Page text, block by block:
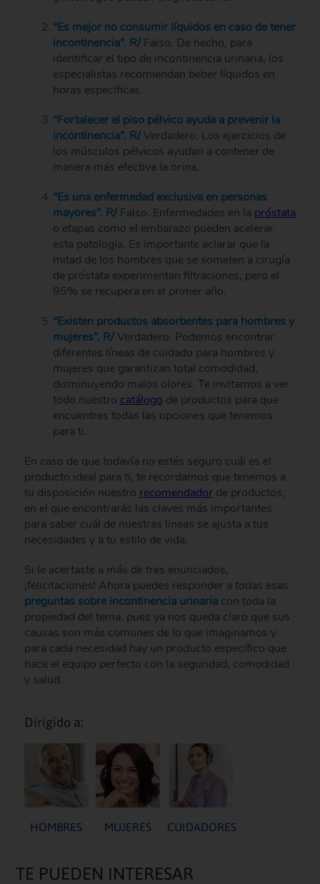
“Es mejor no consumir líquidos en caso de tener
incontinencia”. R/ Falso. De hecho, para
identificar el tipo de incontinencia urinaria, los
especialistas recomiendan beber líquidos en
horas específicas.
“Fortalecer el piso pélvico ayuda a prevenir la
incontinencia”. R/Verdadero. Los ejercicios de
los músculos pélvicos ayudan a contener de
manera más efectiva la orina.
“Es una enfermedad exclusiva en personas
mayores”. R/ Falso. Enfermedades en la próstata
o etapas como el embarazo pueden acelerar
esta patología. Es importante aclarar que la
mitad de los hombres que se someten a cirugía
de próstata experimentan filtraciones, pero el
95% se recupera en el primer año.
“Existen productos absorbentes para hombres y
mujeres”. R/Verdadero. Podemos encontrar
diferentes líneas de cuidado para hombres y
mujeres que garantizan total comodidad,
disminuyendo malos olores. Te invitamos a ver
todo nuestro catálogo de productos para que
encuentres todas las opciones que tenemos
para ti.
En caso de que todavía no estés seguro cuál es el
producto ideal para ti, te recordamos que tenemos a
tu disposición nuestro recomendadorde productos,
en el que encontrarás las claves más importantes
para saber cuál de nuestras líneas se ajusta a tus
necesidades y a tu estilo de vida.
Si le acertaste a más de tres enunciados,
¡felicitaciones! Ahora puedes responder a todas esas
preguntas sobre incontinencia urinariacon toda la
propiedad del tema, pues ya nos queda claro que sus
causas son más comunes de lo que imaginamos y
para cada necesidad hay un producto específico que
hace el equipo perfecto con la seguridad, comodidad
y salud.
Dirigido a:
HOMBRES MUJERES CUIDADORES
TE PUEDEN INTERESAR